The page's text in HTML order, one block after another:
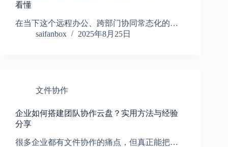
看懂
在当下这个远程办公、跨部门协同常态化的…
saifanbox
2025年8月25日
文件协作
企业如何搭建团队协作云盘？实用方法与经验
分享
很多企业都有文件协作的痛点，但真正能把…